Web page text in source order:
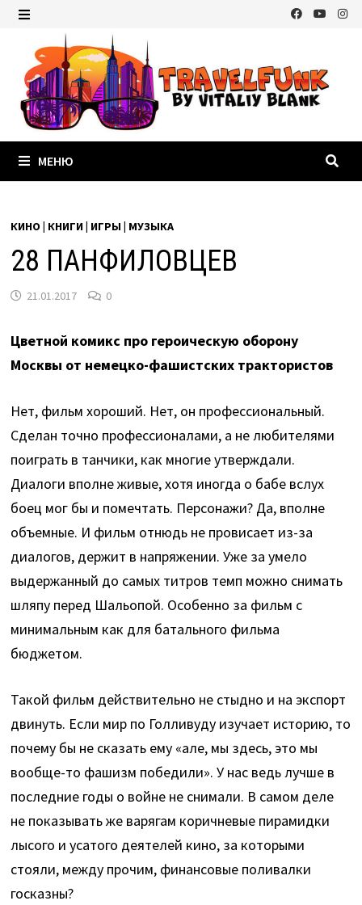
Перейти
содержимому
МЕНЮ
КИНО | КНИГИ | ИГРЫ | МУЗЫКА
28 ПАНФИЛОВЦЕВ
21.01.2017 0
Цветной комикс про героическую оборону
Москвы от немецко-фашистских трактористов
Нет, фильм хороший. Нет, он профессиональный.
Сделан точно профессионалами, а не любителями
поиграть в танчики, как многие утверждали.
Диалоги вполне живые, хотя иногда о бабе вслух
боец мог бы и помечтать. Персонажи? Да, вполне
объемные. И фильм отнюдь не провисает из-за
диалогов, держит в напряжении. Уже за умело
выдержанный до самых титров темп можно снимать
шляпу перед Шальопой. Особенно за фильм с
минимальным как для батального фильма
бюджетом.
Такой фильм действительно не стыдно и на экспорт
двинуть. Если мир по Голливуду изучает историю, то
почему бы не сказать ему «але, мы здесь, это мы
вообще-то фашизм победили». У нас ведь лучше в
последние годы о войне не снимали. В самом деле
не показывать же варягам коричневые пирамидки
лысого и усатого деятелей кино, за которыми
стояли, между прочим, финансовые поливалки
госказны?